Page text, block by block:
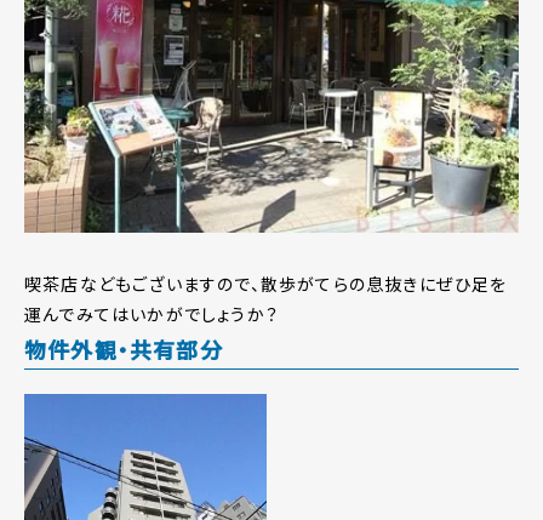
喫茶店などもございますので、散歩がてらの息抜きにぜひ足を
運んでみてはいかがでしょうか？
物件外観・共有部分